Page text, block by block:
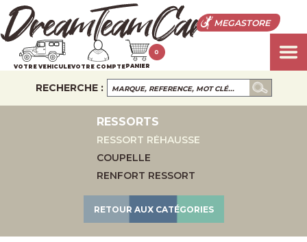
MEGASTORE
VOTRE VEHICULEVOTRE COMPTEPANIER
0
RECHERCHE :
RESSORTS
RESSORT RÉHAUSSE
COUPELLE
RENFORT RESSORT
RETOUR AUX CATÉGORIES